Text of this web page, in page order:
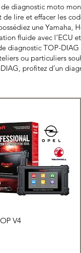
de diagnostic moto
lire et effacer les
une Yamaha,
fluide avec l’ECU
diagnostic TOP-
ou particuliers
profitez d’un
Aperçu rapide
V4